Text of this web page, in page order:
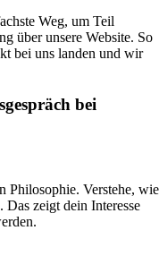
Weg, um Teil
über unsere Website. So
bei uns landen und wir
bei
Philosophie. Verstehe, wie
zeigt dein Interesse